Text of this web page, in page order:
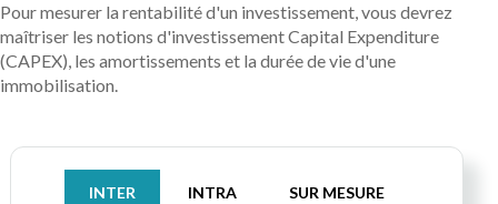
Pour mesurer la rentabilité d'un investissement, vous devrez
maîtriser les notions d'investissement Capital Expenditure
(CAPEX), les amortissements et la durée de vie d'une
immobilisation.
INTER INTRA SUR MESURE